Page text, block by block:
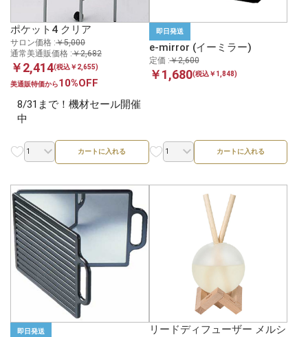
ポケット4 クリア
サロン価格 :￥5,000
通常美通販価格 :￥2,682
￥2,414(税込￥2,655)
美通販特価から10%OFF
8/31まで！機材セール開催
中
カートに入れる
即日発送
e-mirror (イーミラー)
定価 :￥2,600
￥1,680(税込￥1,848)
カートに入れる
即日発送
リードディフューザー メルシ